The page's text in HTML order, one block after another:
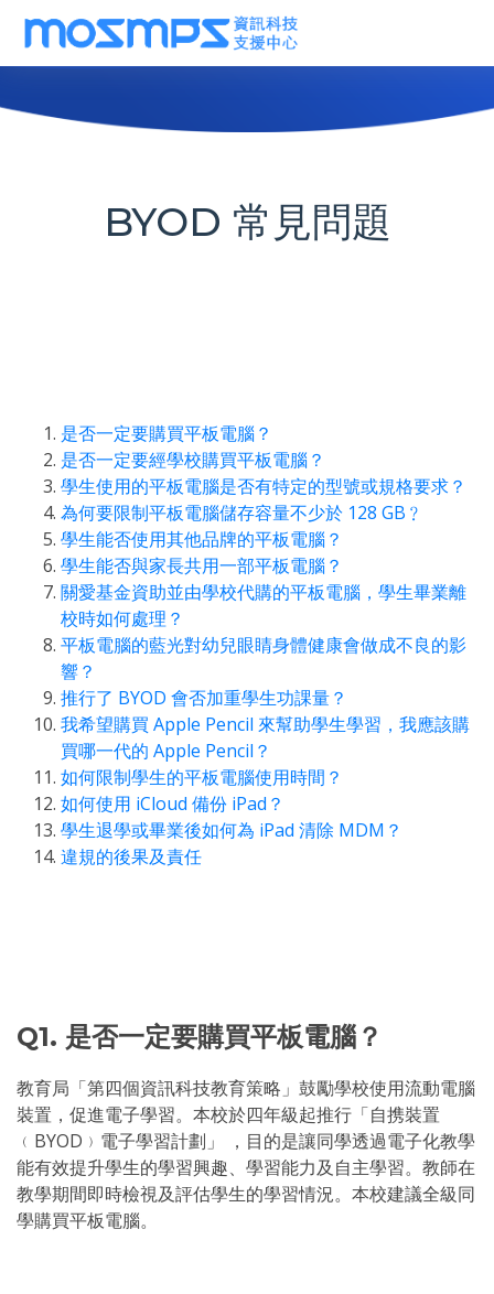
BYOD 常見問題
是否一定要購買平板電腦？
是否一定要經學校購買平板電腦？
學生使用的平板電腦是否有特定的型號或規格要求？
為何要限制平板電腦儲存容量不少於 128 GB﹖
學生能否使用其他品牌的平板電腦？
學生能否與家長共用一部平板電腦？
關愛基金資助並由學校代購的平板電腦，學生畢業離
校時如何處理？
平板電腦的藍光對幼兒眼睛身體健康會做成不良的影
響？
推行了 BYOD 會否加重學生功課量？
我希望購買 Apple Pencil 來幫助學生學習，我應該購
買哪一代的 Apple Pencil？
如何限制學生的平板電腦使用時間？
如何使用 iCloud 備份 iPad？
學生退學或畢業後如何為 iPad 清除 MDM？
違規的後果及責任
Q1. 是否一定要購買平板電腦？
教育局「第四個資訊科技教育策略」鼓勵學校使用流動電腦
裝置，促進電子學習。本校於四年級起推行「自携裝置
﹙BYOD﹚電子學習計劃」 ，目的是讓同學透過電子化教學
能有效提升學生的學習興趣、學習能力及自主學習。教師在
教學期間即時檢視及評估學生的學習情況。本校建議全級同
學購買平板電腦。